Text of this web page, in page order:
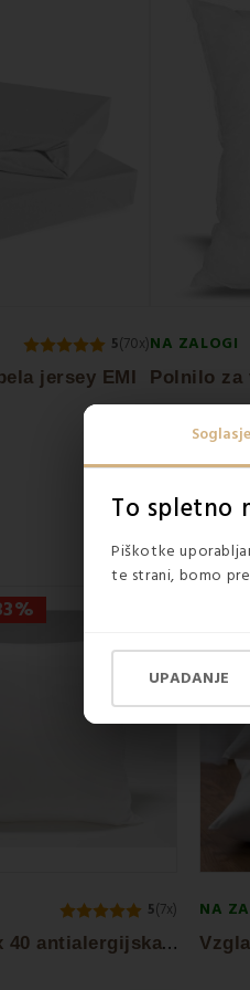
Soglasje
To spletno
Piškotke
te strani, bomo
UPADANJE
5(70x)
jersey EMI
NA ZALOGI
5(7x)
B
lazina 40 x 40 antialergijska EMI standard
NA